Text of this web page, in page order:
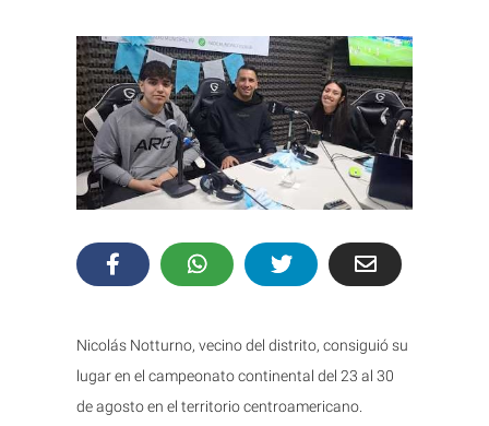
Nicolás Notturno, vecino del distrito, consiguió su
lugar en el campeonato continental del 23 al 30
de agosto en el territorio centroamericano.